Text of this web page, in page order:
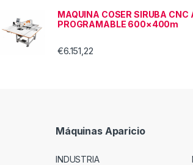
MAQUINA COSER SIRUBA CNC
PROGRAMABLE 600×400m
€6.151,22
Máquinas Aparicio
INDUSTRIA